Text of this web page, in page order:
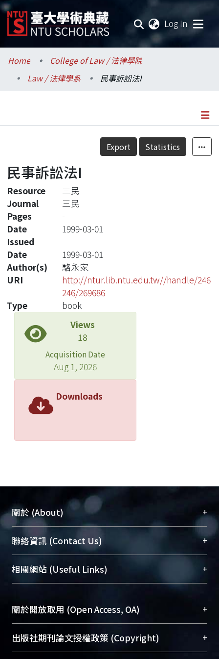
Log In
Communities & Collections
Research Outputs
Statistics
Home
College of Law / 法律學院
Law / 法律學系
民事訴訟法I
Details
Export Statistics
民事訴訟法I
Resource
三民
Journal
三民
Pages
-
Date
Issued
1999-03-01
Date
1999-03-01
Author(s)
駱永家
URI
http://ntur.lib.ntu.edu.tw//handle/246
246/269686
Type
book
Views
18
Acquisition Date
Aug 1, 2026
Downloads
關於 (About) +
臺大位居世界頂尖大學之列，為永久珍藏及向國際
展現本校豐碩的研究成果及學術能量，圖書館整合
機構典藏（NTUR）與學術庫（AH）不同功能平
台，成為臺大學術典藏NTU scholars。期能整合研
究能量、促進交流合作、保存學術產出、推廣研究
成果。
To permanently archive and promote researcher
profiles and scholarly works, Library integrates the
services of “NTU Repository” with “Academic
聯絡資訊 (Contact Us) +
總館學科館員(Main Library)
醫學圖書館學科館員(Medical Library)
(Social
Sciences Library)
相關網站 (Useful Links) +
關於開放取用 (Open Access, OA) +
開放取用是從使用者角度提升資訊取用性的社會運
動，應用在學術研究上是透過將研究著作公開供使
出版社期刊論文授權政策 (Copyright) +